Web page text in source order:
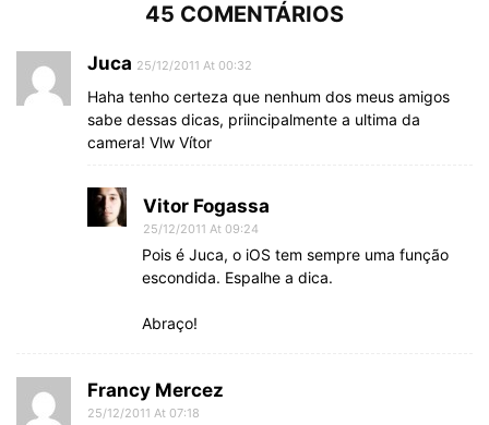
45 COMENTÁRIOS
Juca 25/12/2011 At 00:32
Haha tenho certeza que nenhum dos meus amigos
sabe dessas dicas, priincipalmente a ultima da
camera! Vlw Vítor
Vitor Fogassa
25/12/2011 At 09:24
Pois é Juca, o iOS tem sempre uma função
escondida. Espalhe a dica.
Abraço!
Francy Mercez
25/12/2011 At 07:18